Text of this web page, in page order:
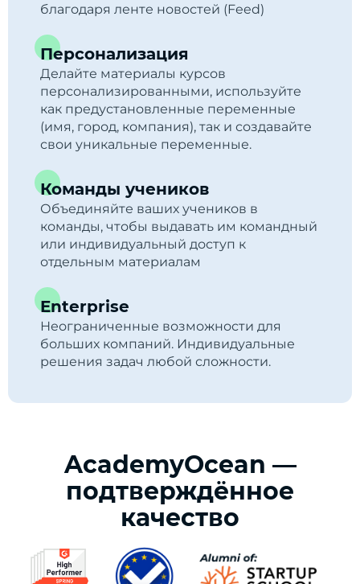
благодаря ленте новостей (Feed)
Персонализация
Делайте материалы курсов
персонализированными, используйте
как предустановленные переменные
(имя, город, компания), так и создавайте
свои уникальные переменные.
Команды учеников
Объединяйте ваших учеников в
команды, чтобы выдавать им командный
или индивидуальный доступ к
отдельным материалам
Enterprise
Неограниченные возможности для
больших компаний. Индивидуальные
решения задач любой сложности.
AcademyOcean —
подтверждённое
качество